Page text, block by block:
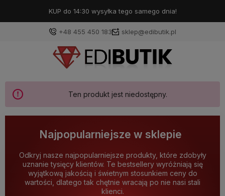
KUP do 14:30 wysyłka tego samego dnia!
+48 455 450 183 sklep@edibutik.pl
Ten produkt jest niedostępny.
Najpopularniejsze w sklepie
Odkryj nasze najpopularniejsze produkty, które zdobyły
uznanie tysięcy klientów. Te bestsellery wyróżniają się
wyjątkową jakością i świetnym stosunkiem ceny do
wartości, dlatego tak chętnie wracają po nie nasi stali
klienci.